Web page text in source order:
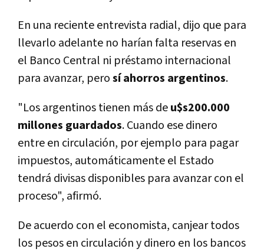
En una reciente entrevista radial, dijo que para
llevarlo adelante no harían falta reservas en
el Banco Central ni préstamo internacional
para avanzar, perosí ahorros argentinos.
"Los argentinos tienen más deu$s200.000
millones guardados. Cuando ese dinero
entre en circulación, por ejemplo para pagar
impuestos, automáticamente el Estado
tendrá divisas disponibles para avanzar con el
proceso", afirmó.
De acuerdo con el economista, canjear todos
los pesos en circulación y dinero en los bancos